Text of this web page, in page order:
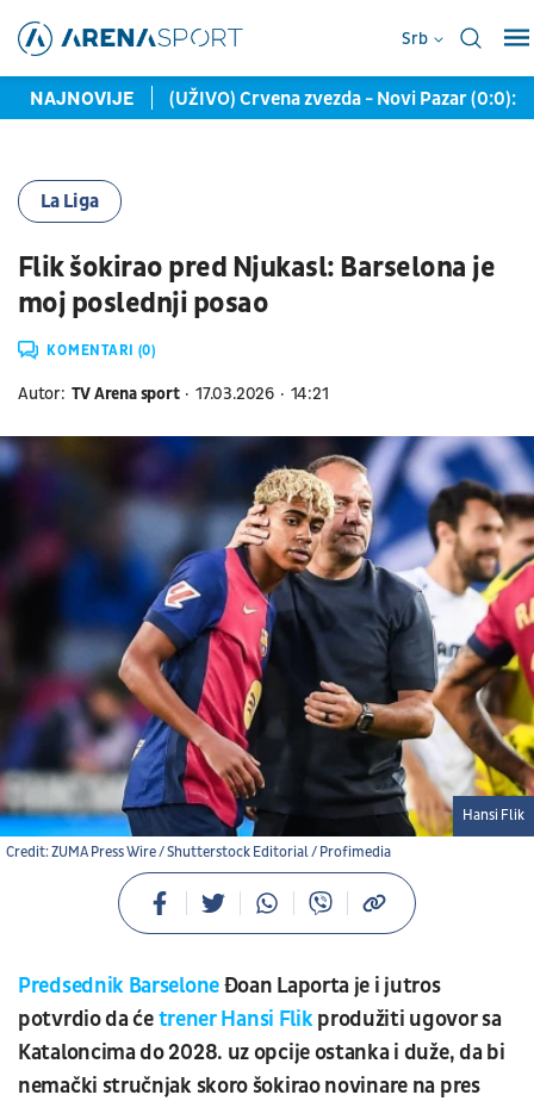
Srb
NAJNOVIJE
ali... (UŽIVO) Crvena zvezda - Novi Pazar
La Liga
Flik šokirao pred Njukasl: Barselona je
moj poslednji posao
KOMENTARI (0)
Autor: TV Arena sport 17.03.2026 14:21
Credit: ZUMA Press Wire / Shutterstock Editorial / Profimedia
Hansi Flik
Predsednik BarseloneĐoan Laporta je i jutros
potvrdio da ćetrener Hansi Flikprodužiti ugovor sa
Kataloncima do 2028. uz opcije ostanka i duže, da bi
nemački stručnjak skoro šokirao novinare na pres